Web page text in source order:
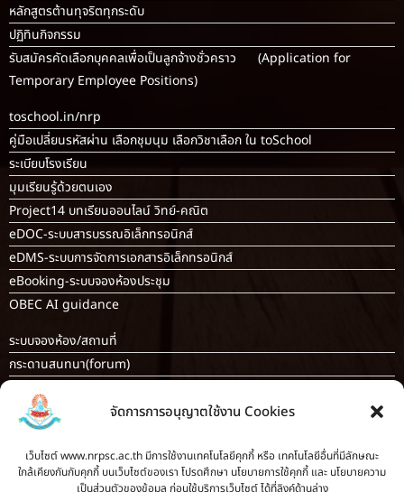
จัดการการอนุญาตใช้งาน Cookies
เว็บไซต์ www.nrpsc.ac.th มีการใช้งานเทคโนโลยีคุกกี้ หรือ เทคโนโลยีอื่นที่มีลักษณะ
ใกล้เคียงกันกับคุกกี้ บนเว็บไซต์ของเรา โปรดศึกษา นโยบายการใช้คุกกี้ และ นโยบายความ
เป็นส่วนตัวของข้อมูล ก่อนใช้บริการเว็บไซต์ ได้ที่ลิงค์ด้านล่าง
หลักสูตรต้านทุจริตทุกระดับ
ปฏิทินกิจกรรม
รับสมัครคัดเลือกบุคคลเพื่อเป็นลูกจ้างชั่วคราว (Application for
Temporary Employee Positions)
toschool.in/nrp
คู่มือเปลี่ยนรหัสผ่าน เลือกชุมนุม เลือกวิชาเลือก ใน toSchool
ระเบียบโรงเรียน
มุมเรียนรู้ด้วยตนเอง
Project14 บทเรียนออนไลน์ วิทย์-คณิต
eDOC-ระบบสารบรรณอิเล็กทรอนิกส์
eDMS-ระบบการจัดการเอกสารอิเล็กทรอนิกส์
eBooking-ระบบจองห้องประชุม
OBEC AI guidance
ระบบจองห้อง/สถานที่
กระดานสนทนา(forum)
ขออนุญาตออกนอกโรงเรียน
ระบบส่งแผนการสอนออนไลน์
ระบบนิเทศการจัดการเรียนการสอน
บันทึกข้อมูลเกียรติบัตร/รายงานการอบรม
ทะเบียนคำสั่ง